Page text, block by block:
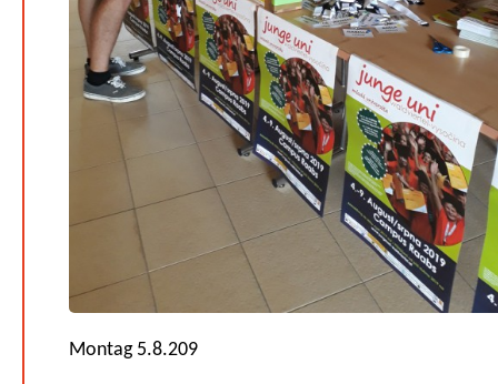
Montag 5.8.209